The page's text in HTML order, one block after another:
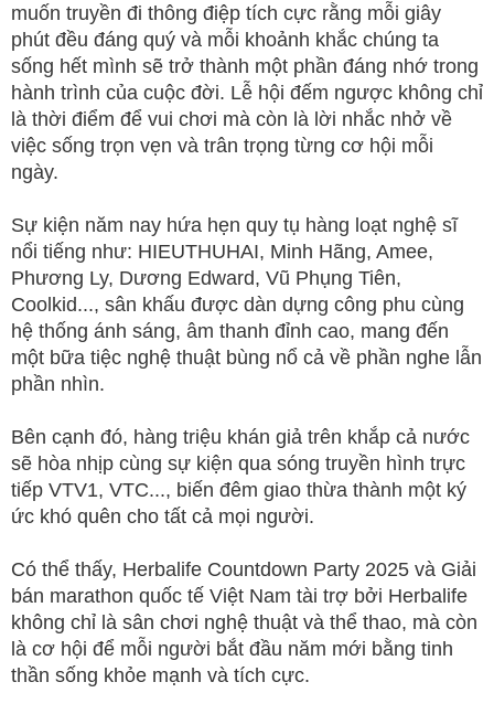
muốn truyền đi thông điệp tích cực rằng mỗi giây
phút đều đáng quý và mỗi khoảnh khắc chúng ta
sống hết mình sẽ trở thành một phần đáng nhớ trong
hành trình của cuộc đời. Lễ hội đếm ngược không chỉ
là thời điểm để vui chơi mà còn là lời nhắc nhở về
việc sống trọn vẹn và trân trọng từng cơ hội mỗi
ngày.
Sự kiện năm nay hứa hẹn quy tụ hàng loạt nghệ sĩ
nổi tiếng như: HIEUTHUHAI, Minh Hãng, Amee,
Phương Ly, Dương Edward, Vũ Phụng Tiên,
Coolkid..., sân khấu được dàn dựng công phu cùng
hệ thống ánh sáng, âm thanh đỉnh cao, mang đến
một bữa tiệc nghệ thuật bùng nổ cả về phần nghe lẫn
phần nhìn.
Bên cạnh đó, hàng triệu khán giả trên khắp cả nước
sẽ hòa nhịp cùng sự kiện qua sóng truyền hình trực
tiếp VTV1, VTC..., biến đêm giao thừa thành một ký
ức khó quên cho tất cả mọi người.
Có thể thấy, Herbalife Countdown Party 2025 và Giải
bán marathon quốc tế Việt Nam tài trợ bởi Herbalife
không chỉ là sân chơi nghệ thuật và thể thao, mà còn
là cơ hội để mỗi người bắt đầu năm mới bằng tinh
thần sống khỏe mạnh và tích cực.